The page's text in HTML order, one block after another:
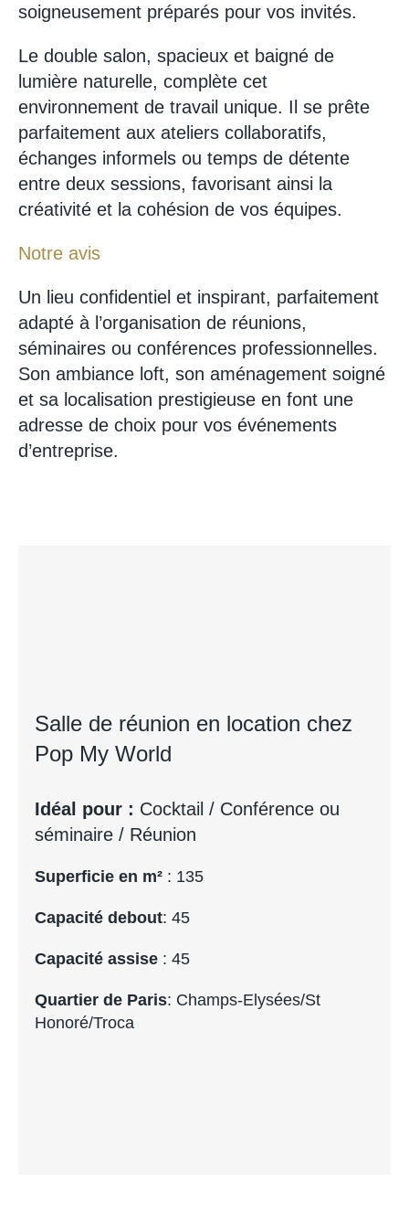
soigneusement préparés pour vos invités.
Le double salon, spacieux et baigné de
lumière naturelle, complète cet
environnement de travail unique. Il se prête
parfaitement aux ateliers collaboratifs,
échanges informels ou temps de détente
entre deux sessions, favorisant ainsi la
créativité et la cohésion de vos équipes.
Notre avis
Un lieu confidentiel et inspirant, parfaitement
adapté à l’organisation de réunions,
séminaires ou conférences professionnelles.
Son ambiance loft, son aménagement soigné
et sa localisation prestigieuse en font une
adresse de choix pour vos événements
d’entreprise.
Salle de réunion en location chez
Pop My World
Idéal pour : Cocktail / Conférence ou
séminaire / Réunion
Superficie en m² : 135
Capacité debout: 45
Capacité assise : 45
Quartier de Paris: Champs-Elysées/St
Honoré/Troca